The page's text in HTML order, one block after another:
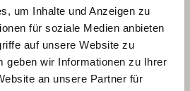
um Inhalte und Anzeigen zu
für soziale Medien anbieten
auf unsere Website zu
geben wir Informationen zu Ihrer
an unsere Partner für